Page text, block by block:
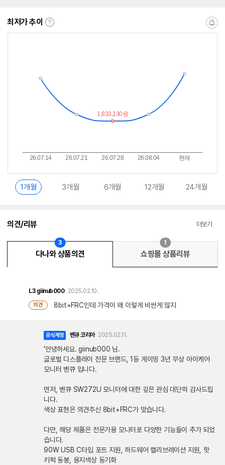
최저가 추이
최
알
1개월 3개월 6개월 12개월 24개월
의견/리뷰 더보기
다나와 상품의견
3
쇼핑몰 상품리뷰
1
L3 giinub000 2025.02.10.
의견 8bit+FRC인데 가격이 왜 이렇게 비싼게 많지
공식계정 벤큐 코리아 2025.02.11.
'안녕하세요. giinub000 님.
글로벌 디스플레이 전문 브랜드, 1등 게이밍 3년 무상 아이케어
모니터 벤큐 입니다.
먼저, 벤큐 SW272U 모니터에 대한 깊은 관심 대단히 감사드립
니다.
색상 표현은 의견주신 8bit+FRC가 맞습니다.
다만, 해당 제품은 전문가용 모니터로 다양한 기능들이 추가 되었
습니다.
90W USB C타입 포트 지원, 하드웨어 캘리브레이션 지원, 핫
키퍽 동봉, 용지색상 동기화